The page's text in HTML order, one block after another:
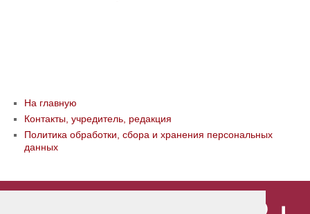
На главную
Контакты, учредитель, редакция
Политика обработки, сбора и хранения персональных
данных